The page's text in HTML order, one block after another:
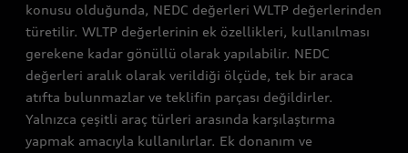
konusu olduğunda, NEDC değerleri WLTP değerlerinden
türetilir. WLTP değerlerinin ek özellikleri, kullanılması
gerekene kadar gönüllü olarak yapılabilir. NEDC
değerleri aralık olarak verildiği ölçüde, tek bir araca
atıfta bulunmazlar ve teklifin parçası değildirler.
Yalnızca çeşitli araç türleri arasında karşılaştırma
yapmak amacıyla kullanılırlar. Ek donanım ve